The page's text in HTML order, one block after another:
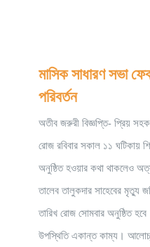
মাসিক সাধারণ সভা
পরিবর্তন
অতীব জরুরী বিজ্ঞপ্তি- প্রিয়
রোজ রবিবার সকাল ১১ ঘটিকায়
অনুষ্ঠিত হওয়ার কথা থাকলেও
তালেব তালুকদার সাহেবের
তারিখ রোজ সোমবার অনুষ্ঠিত
উপস্থিতি একান্ত কাম্য।